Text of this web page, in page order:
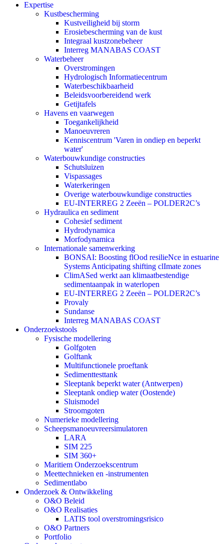
Expertise
Kustbescherming
Kustveiligheid bij storm
Erosiebescherming van de kust
Integraal kustzonebeheer
Interreg MANABAS COAST
Waterbeheer
Overstromingen
Hydrologisch Informatiecentrum
Waterbeschikbaarheid
Beleidsvoorbereidend werk
Getijtafels
Havens en vaarwegen
Toegankelijkheid
Manoeuvreren
Kenniscentrum 'Varen in ondiep en beperkt
water'
Waterbouwkundige constructies
Schutsluizen
Vispassages
Waterkeringen
Overige waterbouwkundige constructies
EU-INTERREG 2 Zeeën – POLDER2C’s
Hydraulica en sediment
Cohesief sediment
Hydrodynamica
Morfodynamica
Internationale samenwerking
BONSAI: Boosting flOod resilieNce in estuarine
Systems Anticipating shifting clImate zones
ClimASed werkt aan klimaatbestendige
sedimentaanpak in waterlopen
EU-INTERREG 2 Zeeën – POLDER2C’s
Provaly
Sundanse
Interreg MANABAS COAST
Onderzoekstools
Fysische modellering
Golfgoten
Golftank
Multifunctionele proeftank
Sedimenttesttank
Sleeptank beperkt water (Antwerpen)
Sleeptank ondiep water (Oostende)
Sluismodel
Stroomgoten
Numerieke modellering
Scheepsmanoeuvreersimulatoren
LARA
SIM 225
SIM 360+
Maritiem Onderzoekscentrum
Meettechnieken en -instrumenten
Sedimentlabo
Onderzoek & Ontwikkeling
O&O Beleid
O&O Realisaties
LATIS tool overstromingsrisico
O&O Partners
Portfolio